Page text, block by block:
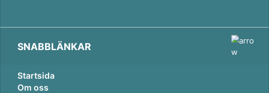
SNABBLÄNKAR
Startsida
Om oss